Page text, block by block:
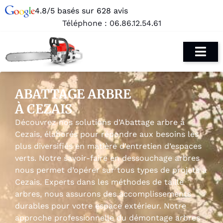
4.8/5 basés sur 628 avis
Téléphone : 06.86.12.54.61
ABATTAGE ARBRE
À CEZAIS
Découvrez nos solutions d’Abattage arbre à
Cezais, élaborés pour répondre aux besoins les
plus diversifiés en matière d’entretien d’espaces
verts. Notre savoir-faire en dessouchage arbres
nous permet d’opérer sur tous types de projets à
Cezais. Experts dans les méthodes de taille
arbres, nous assurons des accomplissements
durables pour votre espace extérieur. Notre
approche professionnelle du démontage arbres